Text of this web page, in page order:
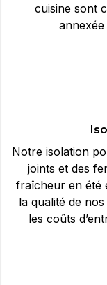
cuisine sont
Notre isolation
joints et des
fraîcheur en été
la qualité de
les coûts